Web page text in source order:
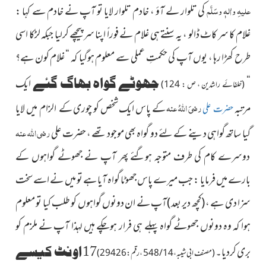
علیہِ واٰلہٖ وسَلَّمکی تلوار لے آؤ ، خادم تلوار لایا تو آپ نے خادم سے کہا :
غلام کا سر کاٹ ڈالو ، یہ سنتے ہی غلام نے فوراً اپنا سر پیچھے کرلیا جبکہ لڑکا اسی
طرح کھڑا رہا ، یوں آپ کی حکمتِ عملی سے معلوم ہوگیا کہ “ غلام کون ہے؟
“(خلفائے راشدین ، ص : 124) جھوٹے گواہ بھاگ گئےایک
مرتبہحضرت علیرضیَ اللہُ عنہکے پاس ایک شخص کو چوری کے الزام میں لایا
گیا ساتھ گواہی دینے کے لئے دو گواہ بھی موجود تھے ، حضرت علیرضی اللہ عنہ
دوسرے کام کی طرف متوجہ ہوگئے پھر آپ نے جھوٹے گواہوں کے
بارے میں فرمایا : جب میرے پاس جھوٹا گواہ آیا ہے تو میں نے اسے سخت
سزا دی ہے ،(کچھ دیر بعد )آپ نے ان دونوں گواہوں کو طلب کیا تو معلوم
ہوا کہ وہ دونوں جھوٹے گواہ پہلے ہی فرار ہوچکے ہیں لہذا آپ نے ملزم کو
بری کردیا۔(مصنف ابی شیبہ ، 14 / 548 ، رقم : 29426)
17 اونٹ کیسے